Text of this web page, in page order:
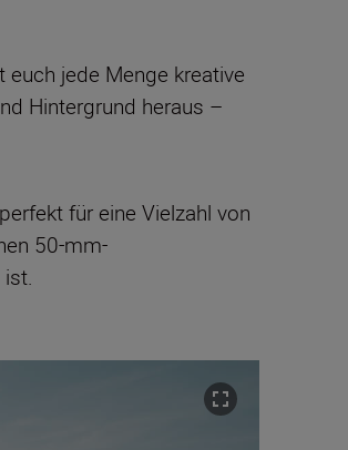
jede Menge kreative
Hintergrund heraus –
perfekt für eine Vielzahl von
50-mm-